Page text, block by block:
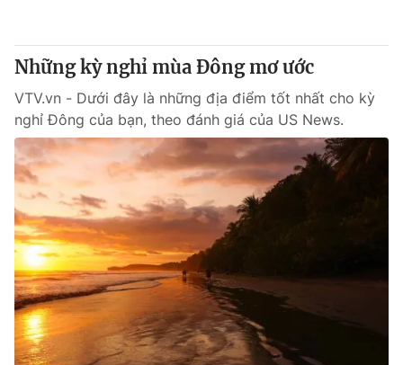
Những kỳ nghỉ mùa Đông mơ ước
VTV.vn - Dưới đây là những địa điểm tốt nhất cho kỳ
nghỉ Đông của bạn, theo đánh giá của US News.